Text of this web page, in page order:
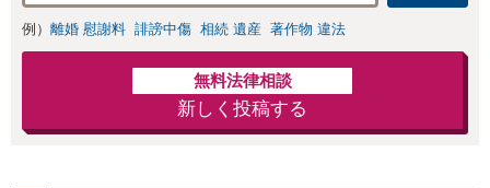
例） 離婚 慰謝料 誹謗中傷 相続 遺産 著作物 違法
無料法律相談
新しく投稿する